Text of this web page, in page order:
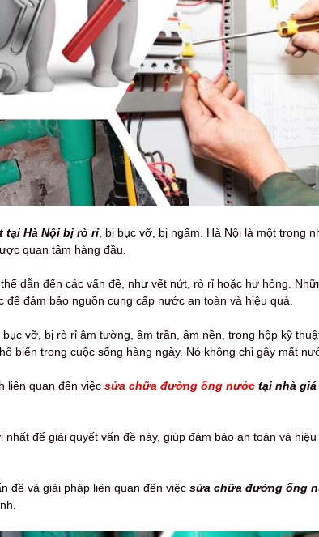
tại Hà Nội bị rò rỉ, bị bục vỡ, bị ngấm. Hà Nội là một trong
quan tâm hàng đầu.
dẫn đến các vấn đề, như vết nứt, rò rỉ hoặc hư hỏng.
đảm bảo nguồn cung cấp nước an toàn và hiệu quả.
vỡ, bị rò rỉ âm tường, âm trần, âm nền, trong hộp kỹ
biến trong cuộc sống hàng ngày. Nó không chỉ gây mất
liên quan đến việc sửa chữa đường ống nước tại nhà giá
để giải quyết vấn đề này, giúp đảm bảo an toàn và
đề và giải pháp liên quan đến việc sửa chữa đường ống